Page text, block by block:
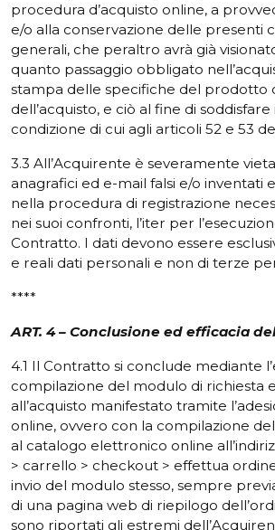
procedura d’acquisto online, a
e/o alla conservazione delle presenti
generali, che peraltro avrà già
quanto passaggio obbligato
stampa delle specifiche del prodotto
dell’acquisto, e ciò al fine di
condizione di cui agli articoli 52 e 53
3.3 All’Acquirente è severamente
anagrafici ed e-mail falsi e/o inventati
nella procedura di registrazione
nei suoi confronti, l’iter per
Contratto. I dati devono essere
e reali dati personali e non di terze
****
ART. 4 – Conclusione ed efficacia
4.1 Il Contratto si conclude mediante
compilazione del modulo di richiesta
all’acquisto manifestato tramite
online, ovvero con la compilazione
al catalogo elettronico online
> carrello > checkout > effettua
invio del modulo stesso, sempre
di una pagina web di riepilogo
sono riportati gli estremi